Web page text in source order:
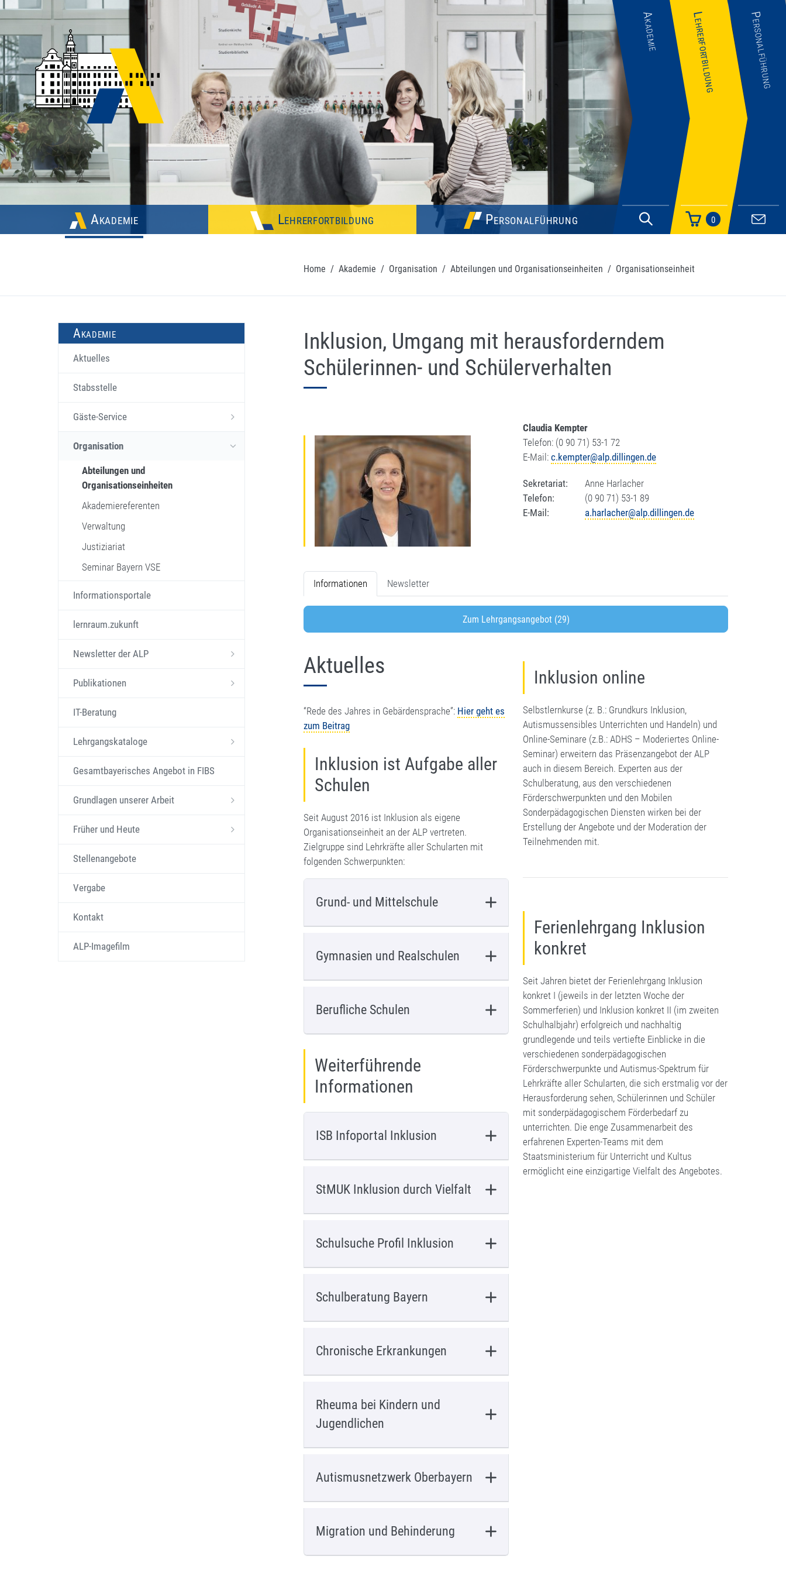
Akademie Lehrerfortbildung Personalführung 0
Akademie Lehrerfortbildung Personalführung
Home / Akademie / Organisation / Abteilungen und Organisationseinheiten / Organisationseinheit
Akademie
Aktuelles
Stabsstelle
Gäste-Service
Organisation
Abteilungen und
Organisationseinheiten
Akademiereferenten
Verwaltung
Justiziariat
Seminar Bayern VSE
Informationsportale
lernraum.zukunft
Newsletter der ALP
Publikationen
IT-Beratung
Lehrgangskataloge
Gesamtbayerisches Angebot in FIBS
Grundlagen unserer Arbeit
Früher und Heute
Stellenangebote
Vergabe
Kontakt
ALP-Imagefilm
Inklusion, Umgang mit herausforderndem
Schülerinnen- und Schülerverhalten
Claudia Kempter
Telefon: (0 90 71) 53-1 72
E-Mail: c.kempter@alp.dillingen.de
Sekretariat:
Anne Harlacher
Telefon:
(0 90 71) 53-1 89
E-Mail:
a.harlacher@alp.dillingen.de
Informationen Newsletter
Zum Lehrgangsangebot (29)
Aktuelles
“Rede des Jahres in Gebärdensprache”: Hier geht es
zum Beitrag
Inklusion ist Aufgabe aller
Schulen
Seit August 2016 ist Inklusion als eigene
Organisationseinheit an der ALP vertreten.
Zielgruppe sind Lehrkräfte aller Schularten mit
folgenden Schwerpunkten:
Grund- und Mittelschule
Gymnasien und Realschulen
Berufliche Schulen
Weiterführende
Informationen
ISB Infoportal Inklusion
StMUK Inklusion durch Vielfalt
Schulsuche Profil Inklusion
Schulberatung Bayern
Chronische Erkrankungen
Rheuma bei Kindern und
Jugendlichen
Autismusnetzwerk Oberbayern
Migration und Behinderung
Inklusion online
Selbstlernkurse (z. B.: Grundkurs Inklusion,
Autismussensibles Unterrichten und Handeln) und
Online-Seminare (z.B.: ADHS – Moderiertes Online-
Seminar) erweitern das Präsenzangebot der ALP
auch in diesem Bereich. Experten aus der
Schulberatung, aus den verschiedenen
Förderschwerpunkten und den Mobilen
Sonderpädagogischen Diensten wirken bei der
Erstellung der Angebote und der Moderation der
Teilnehmenden mit.
Ferienlehrgang Inklusion
konkret
Seit Jahren bietet der Ferienlehrgang Inklusion
konkret I (jeweils in der letzten Woche der
Sommerferien) und Inklusion konkret II (im zweiten
Schulhalbjahr) erfolgreich und nachhaltig
grundlegende und teils vertiefte Einblicke in die
verschiedenen sonderpädagogischen
Förderschwerpunkte und Autismus-Spektrum für
Lehrkräfte aller Schularten, die sich erstmalig vor der
Herausforderung sehen, Schülerinnen und Schüler
mit sonderpädagogischem Förderbedarf zu
unterrichten. Die enge Zusammenarbeit des
erfahrenen Experten-Teams mit dem
Staatsministerium für Unterricht und Kultus
ermöglicht eine einzigartige Vielfalt des Angebotes.